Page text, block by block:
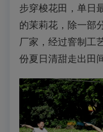
步穿梭花田，单日
的茉莉花，除一部
厂家，经过窨制工
份夏日清甜走出田